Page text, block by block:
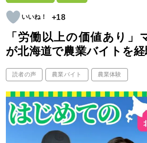
+18
「労働以上の価値あり」
が北海道で農業バイトを
読者の声 農業バイト 農業体験